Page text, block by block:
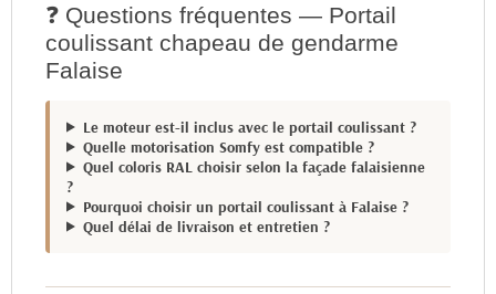
❓ Questions fréquentes — Portail
coulissant chapeau de gendarme
Falaise
Le moteur est-il inclus avec le portail coulissant ?
Quelle motorisation Somfy est compatible ?
Quel coloris RAL choisir selon la façade falaisienne
?
Pourquoi choisir un portail coulissant à Falaise ?
Quel délai de livraison et entretien ?